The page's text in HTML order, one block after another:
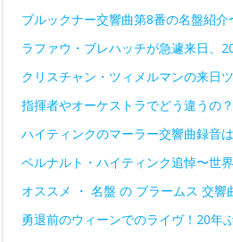
ブルックナー交響曲第8番の名盤紹介
ラファウ・ブレハッチが急遽来日、
クリスチャン・ツィメルマンの来日
指揮者やオーケストラでどう違うの？
ハイティンクのマーラー交響曲録音
ベルナルト・ハイティンク追悼〜世
オススメ ・ 名盤 の ブラームス 交響
勇退前のウィーンでのライヴ！20年